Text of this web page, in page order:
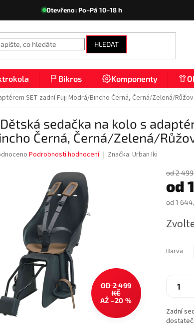
Otevřeno: Po–Pá 10–18 h
HLEDAT
Bikros Komponenty
SET zadní Fuji Modrá/Bincho Černá, Černá/Zelená/
sedačka na kolo s
Černá, Černá/Zelená/
Podrobnosti hodnocení Značka: Urban Iki
OD 2 499
KČ
AŽ –20 %
od 2 499
od
od 1
cena:
Barva
Zadní